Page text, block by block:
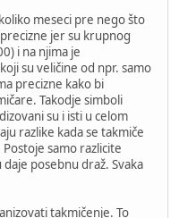
meseci pre nego što
jer su krupnog
i na njima je
su veličine od npr. samo
precizne kako bi
Takodje simboli
su i isti u celom
razlike kada se takmiče
samo razlicite
posebnu draž. Svaka
takmičenje. To